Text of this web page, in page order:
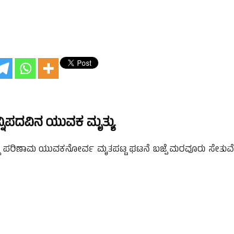
ಯುವಕ ಮೃತ್ಯು
ಪರಿಣಾಮ ಯುವಕನೋರ್ವ ಮೃತಪಟ್ಟ ಘಟನೆ ಬಜ್ಪೆ ಮರವೂರು ಸೇತುವೆ